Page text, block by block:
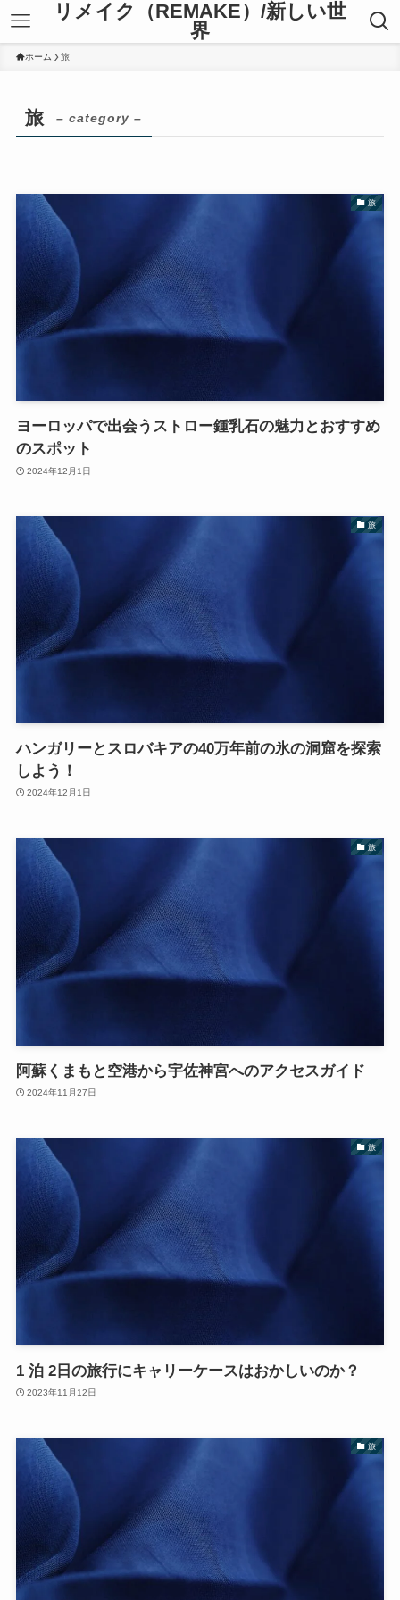
リメイク（REMAKE）/新しい世
界
ホーム 旅
旅 – category –
旅
ヨーロッパで出会うストロー鍾乳石の魅力とおすすめ
のスポット
2024年12月1日
旅
ハンガリーとスロバキアの40万年前の氷の洞窟を探索
しよう！
2024年12月1日
旅
阿蘇くまもと空港から宇佐神宮へのアクセスガイド
2024年11月27日
旅
1 泊 2日の旅行にキャリーケースはおかしいのか？
2023年11月12日
旅